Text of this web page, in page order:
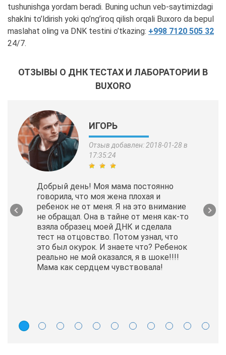
tushunishga yordam beradi. Buning uchun veb-saytimizdagi
shaklni to’ldirish yoki qo’ng’iroq qilish orqali Buxoro da bepul
maslahat oling va DNK testini o’tkazing: +998 7120 505 32
24/7.
ОТЗЫВЫ О ДНК ТЕСТАХ И ЛАБОРАТОРИИ В
BUXORO
ИГОРЬ
Отзыв добавлен: 2018-01-28 в
17:35:24
Добрый день! Моя мама постоянно
говорила, что моя жена плохая и
ребенок не от меня. Я на это внимание
не обращал. Она в тайне от меня как-то
взяла образец моей ДНК и сделала
тест на отцовство. Потом узнал, что
это был окурок. И знаете что? Ребенок
реально не мой оказался, я в шоке!!!!
Мама как сердцем чувствовала!